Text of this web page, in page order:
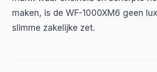
maken, is de WF-1000XM6 geen
slimme zakelijke zet.